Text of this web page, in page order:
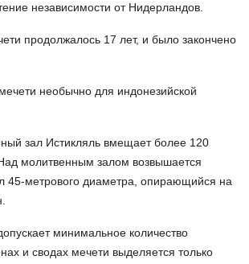
независимости от Нидерландов.
продолжалось 17 лет, и было закончено
необычно для индонезийской
зал Истикляль вмещает более 120
молитвенным залом возвышается
45-метрового диаметра, опирающийся на
минимальное количество
и сводах мечети выделяется только